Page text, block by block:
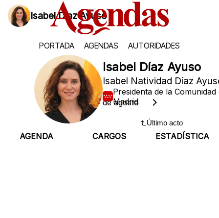
Isabel Díaz Ayuso
PORTADA AGENDAS AUTORIDADES
Isabel Díaz Ayuso
Isabel Natividad Díaz
Presidenta de la Comunidad
Madrid
AGENDA CARGOS ESTADÍSTICA
Domingo, 9 de agosto
Último acto